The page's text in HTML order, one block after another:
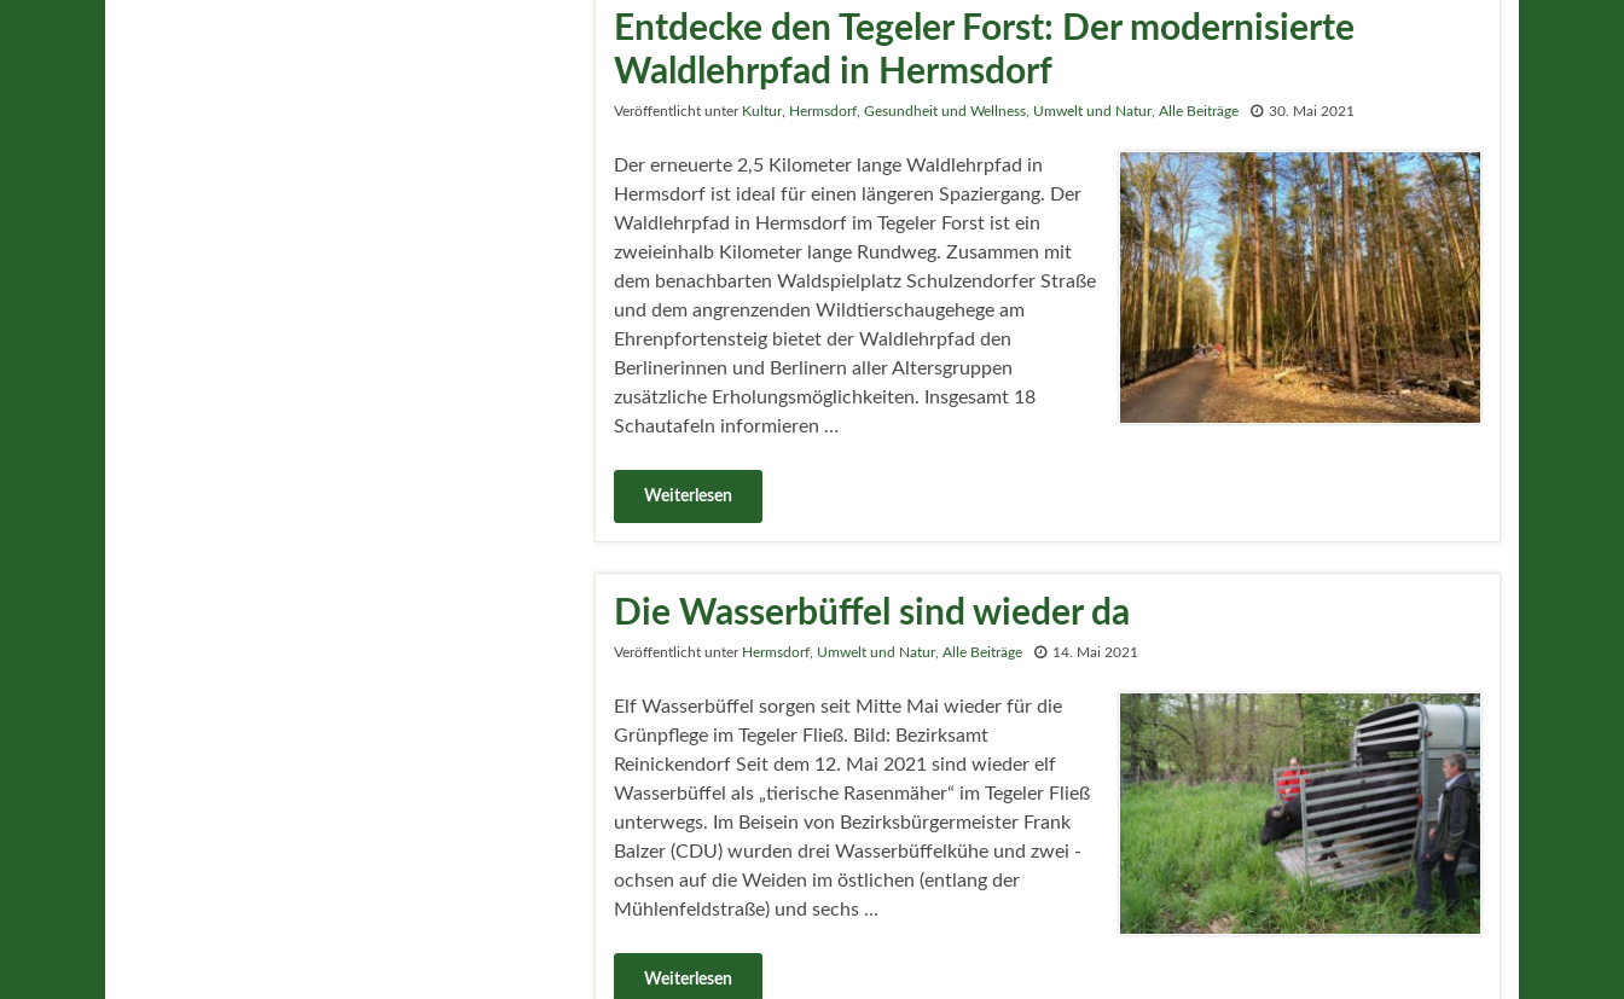
Entdecke den Tegeler Forst: Der modernisierte
Waldlehrpfad in Hermsdorf
Veröffentlicht unter Kultur, Hermsdorf Gesundheit und Wellness Umwelt und Natur, Alle Beiträge 30. Mai 2021
Der erneuerte 2,5 Kilometer lange Waldlehrpfad in
Hermsdorf ist ideal für einen längeren Spaziergang. Der
Waldlehrpfad in Hermsdorf im Tegeler Forst ist ein
zweieinhalb Kilometer lange Rundweg. Zusammen mit
dem benachbarten Waldspielplatz Schulzendorfer Straße
und dem angrenzenden Wildtierschaugehege am
Ehrenpfortensteig bietet der Waldlehrpfad den
Berlinerinnen und Berlinern aller Altersgruppen
zusätzliche Erholungsmöglichkeiten. Insgesamt 18
Schautafeln informieren …
Weiterlesen
Die Wasserbüffel sind wieder da
Veröffentlicht unter Hermsdorf Umwelt und Natur, Alle Beiträge 14. Mai 2021
Elf Wasserbüffel sorgen seit Mitte Mai wieder für die
Grünpflege im Tegeler Fließ. Bild: Bezirksamt
Reinickendorf Seit dem 12. Mai 2021 sind wieder elf
Wasserbüffel als „tierische Rasenmäher“ im Tegeler Fließ
unterwegs. Im Beisein von Bezirksbürgermeister Frank
Balzer (CDU) wurden drei Wasserbüffelkühe und zwei -
ochsen auf die Weiden im östlichen (entlang der
Mühlenfeldstraße) und sechs …
Weiterlesen